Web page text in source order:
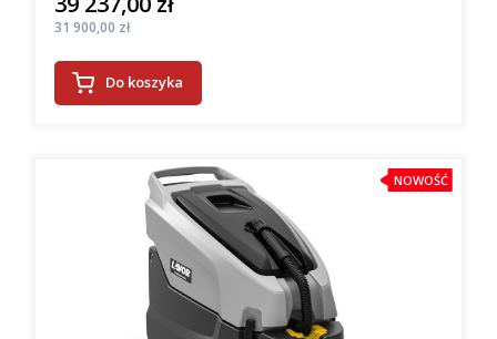
Cena
31 900,00 zł
Do koszyka
NOWOŚĆ